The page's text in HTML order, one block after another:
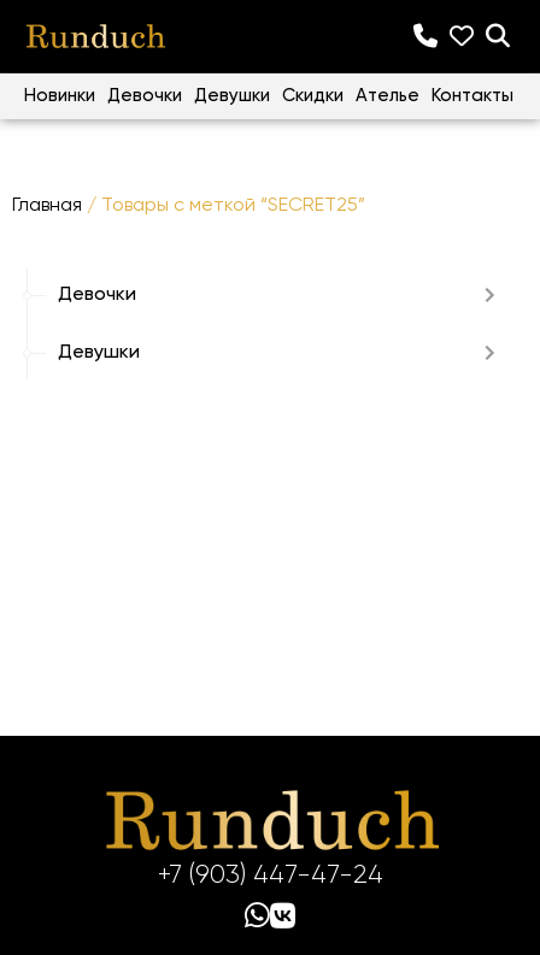
Новинки Девочки Девушки Скидки Ателье Контакты
Главная / Товары с меткой “SECRET25”
Девочки
Девушки
+7 (903) 447-47-24